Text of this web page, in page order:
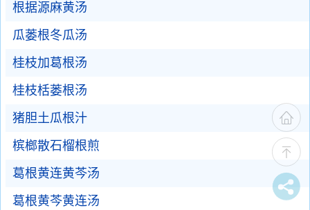
根据源麻黄汤
瓜蒌根冬瓜汤
桂枝加葛根汤
桂枝栝蒌根汤
猪胆土瓜根汁
槟榔散石榴根煎
葛根黄连黄芩汤
葛根黄芩黄连汤